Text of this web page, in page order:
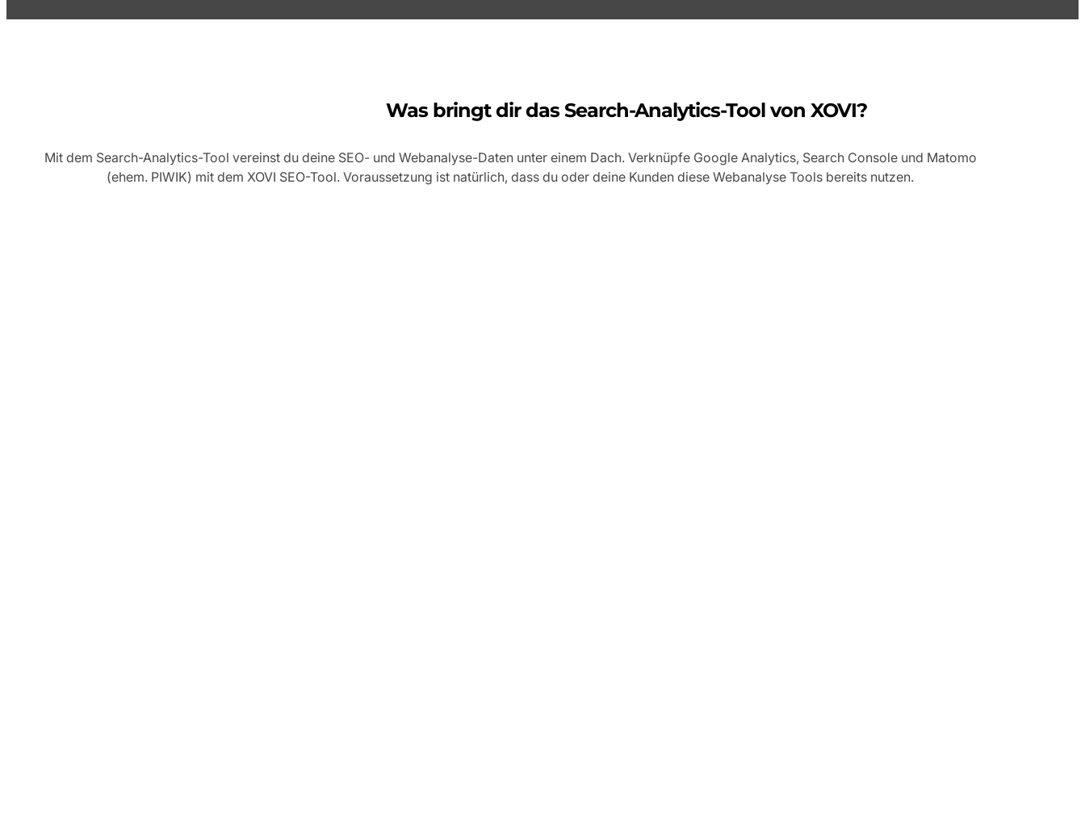
Was bringt dir das Search-Analytics-Tool von XOVI?
Mit dem Search-Analytics-Tool vereinst du deine SEO- und Webanalyse-Daten unter einem Dach. Verknüpfe Google Analytics, Search Console und Matomo
(ehem. PIWIK) mit dem XOVI SEO-Tool. Voraussetzung ist natürlich, dass du oder deine Kunden diese Webanalyse Tools bereits nutzen.